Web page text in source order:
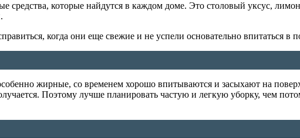
средства, которые найдутся в каждом доме. Это столовый уксус,
когда они еще свежие и не успели основательно впитаться в
жирные, со временем хорошо впитываются и засыхают на
Поэтому лучше планировать частую и легкую уборку, чем